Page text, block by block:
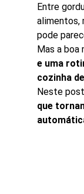
Entre
alimentos,
pode
Mas a boa
e uma
cozinha
Neste
que